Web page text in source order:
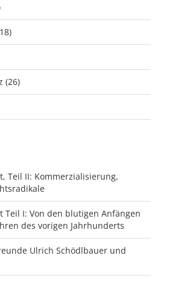
(26)
Teil II: Kommerzialisierung,
Teil I: Von den blutigen Anfängen
des vorigen Jahrhunderts
Ulrich Schödlbauer und